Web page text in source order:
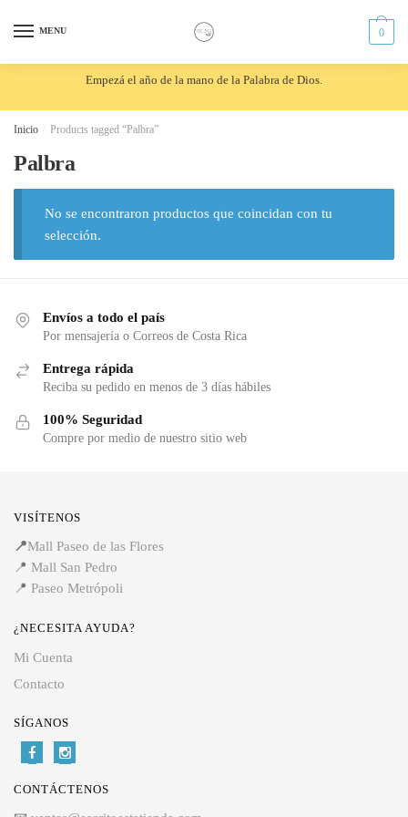
MENU 0
Empezá el año de la mano de la Palabra de Dios.
Inicio Products tagged “Palbra”
Palbra
No se encontraron productos que coincidan con tu
selección.
Envíos a todo el país
Por mensajería o Correos de Costa Rica
Entrega rápida
Reciba su pedido en menos de 3 días hábiles
100% Seguridad
Compre por medio de nuestro sitio web
VISÍTENOS
📍Mall Paseo de las Flores
📍 Mall San Pedro
📍 Paseo Metrópoli
¿NECESITA AYUDA?
Mi Cuenta
Contacto
SÍGANOS
CONTÁCTENOS